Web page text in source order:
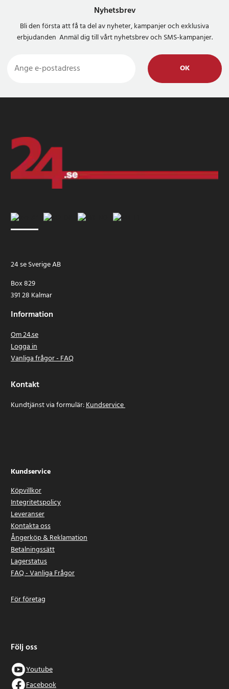
- Funktioner: Falligenkänning, röstmemo, barometer, kompass,
kalender, väderprognos
Artikelnummer:118717
Nyhetsbrev
Bli den första att få ta del av nyheter, kampanjer och exklusiva
erbjudanden Anmäl dig till vårt nyhetsbrev och SMS-kampanjer.
OK
24 se Sverige AB
Box 829
391 28 Kalmar
Information
Om 24.se
Logga in
Vanliga frågor - FAQ
Kontakt
Kundtjänst via formulär:Kundservice
Kundservice
Köpvillkor
Integritetspolicy
Leveranser
Kontakta oss
Ångerköp & Reklamation
Betalningssätt
Lagerstatus
FAQ - Vanliga Frågor
För företag
Följ oss
Youtube
Facebook